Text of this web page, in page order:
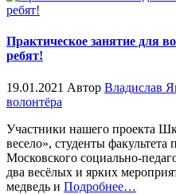
Практическое занятие для
ребят!
19.01.2021 Автор Владислав
волонтёра
Участники нашего проекта
весело», студенты факультета
Московского социально-
два весёлых и ярких
медведь и Подробнее«%s»
…